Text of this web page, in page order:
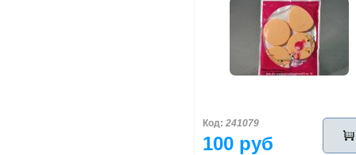
Код: 241079
100 руб